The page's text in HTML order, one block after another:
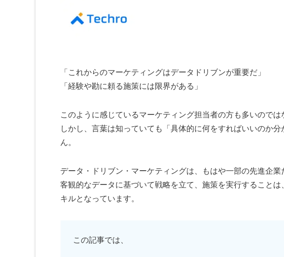
「これからのマーケティングはデータドリブンが重要だ」
「経験や勘に頼る施策には限界がある」
このように感じているマーケティング担当者の方も多いのでは
しかし、言葉は知っていても「具体的に何をすればいいのか
ん。
データ・ドリブン・マーケティングは、もはや一部の先進企業
客観的なデータに基づいて戦略を立て、施策を実行すること
キルとなっています。
この記事では、